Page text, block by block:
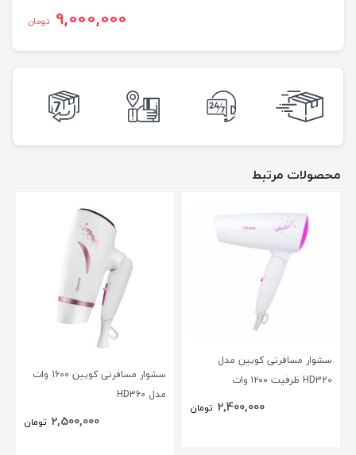
9,000,000 تومان
محصولات مرتبط
سشوار مسافرتی کویین مدل
HD320 ظرفیت ۱۲۰۰ وات
2,400,000 تومان
سشوار مسافرتی کویین 1600 وات
مدل HD360
2,500,000 تومان